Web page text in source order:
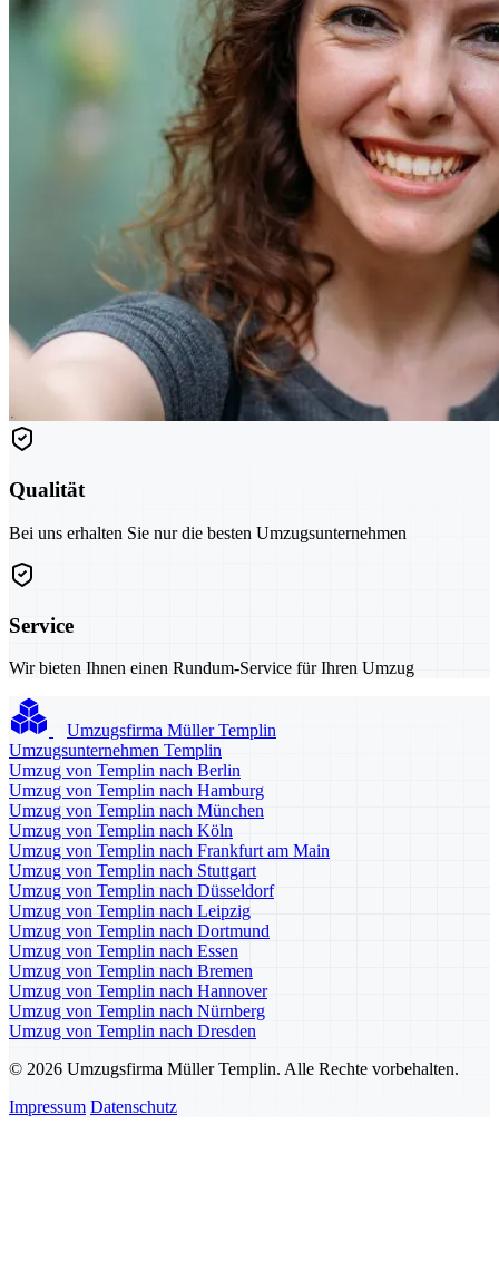
Qualität
Bei uns erhalten Sie nur die besten Umzugsunternehmen
Service
Wir bieten Ihnen einen Rundum-Service für Ihren Umzug
Umzugsfirma Müller Templin
Umzugsunternehmen Templin
Umzug von Templin nach Berlin
Umzug von Templin nach Hamburg
Umzug von Templin nach München
Umzug von Templin nach Köln
Umzug von Templin nach Frankfurt am Main
Umzug von Templin nach Stuttgart
Umzug von Templin nach Düsseldorf
Umzug von Templin nach Leipzig
Umzug von Templin nach Dortmund
Umzug von Templin nach Essen
Umzug von Templin nach Bremen
Umzug von Templin nach Hannover
Umzug von Templin nach Nürnberg
Umzug von Templin nach Dresden
© 2026 Umzugsfirma Müller Templin. Alle Rechte vorbehalten.
Impressum Datenschutz